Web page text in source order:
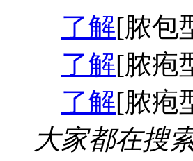
了解[脓包
了解[脓疱
了解[脓疱
大家都在搜